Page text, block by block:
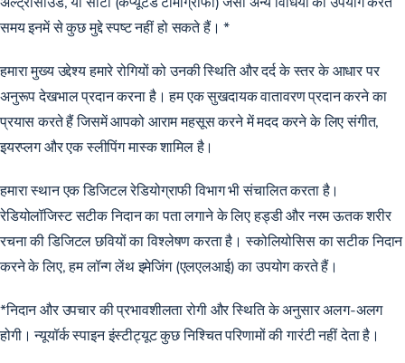
समय इनमें से कुछ मुद्दे स्पष्ट नहीं हो सकते हैं। *
हमारा मुख्य उद्देश्य हमारे रोगियों को उनकी स्थिति और दर्द के स्तर के आधार पर
अनुरूप देखभाल प्रदान करना है। हम एक सुखदायक वातावरण प्रदान करने का
प्रयास करते हैं जिसमें आपको आराम महसूस करने में मदद करने के लिए संगीत,
इयरप्लग और एक स्लीपिंग मास्क शामिल है।
हमारा स्थान एक डिजिटल रेडियोग्राफी विभाग भी संचालित करता है।
रेडियोलॉजिस्ट सटीक निदान का पता लगाने के लिए हड्डी और नरम ऊतक शरीर
रचना की डिजिटल छवियों का विश्लेषण करता है। स्कोलियोसिस का सटीक निदान
करने के लिए, हम लॉन्ग लेंथ इमेजिंग (एलएलआई) का उपयोग करते हैं।
*निदान और उपचार की प्रभावशीलता रोगी और स्थिति के अनुसार अलग-अलग
होगी। न्यूयॉर्क स्पाइन इंस्टीट्यूट कुछ निश्चित परिणामों की गारंटी नहीं देता है।